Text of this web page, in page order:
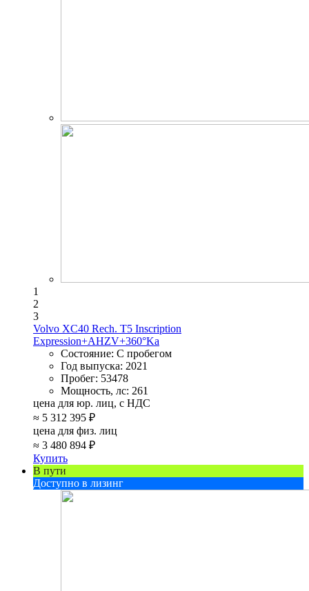
1
2
3
Volvo XC40 Rech. T5 Inscription
Expression+AHZV+360°Ka
Состояние: С пробегом
Год выпуска: 2021
Пробег: 53478
Мощность, лс: 261
цена для юр. лиц, с НДС
≈ 5 312 395 ₽
цена для физ. лиц
≈ 3 480 894 ₽
Купить
В пути
Доступно в лизинг